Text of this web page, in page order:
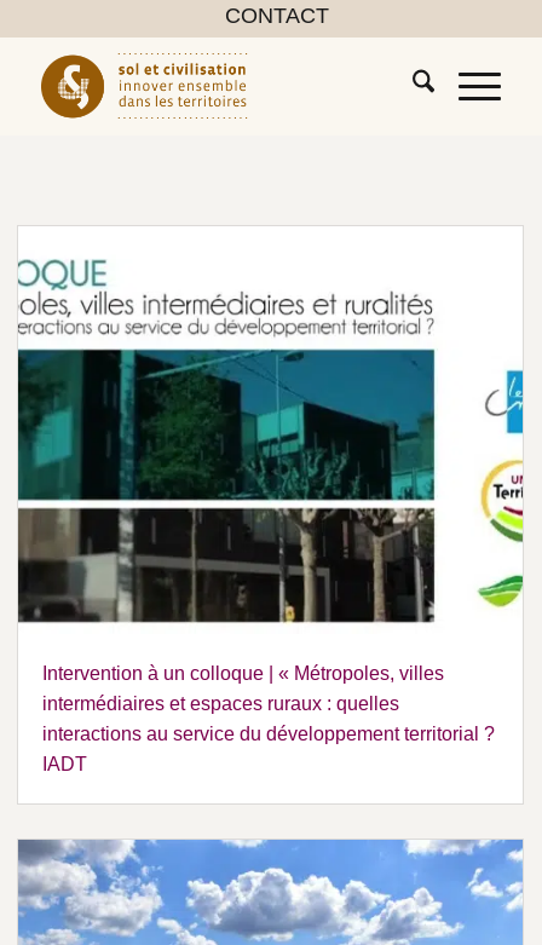
CONTACT
Intervention à un colloque | « Métropoles, villes
intermédiaires et espaces ruraux : quelles
interactions au service du développement territorial ?
IADT